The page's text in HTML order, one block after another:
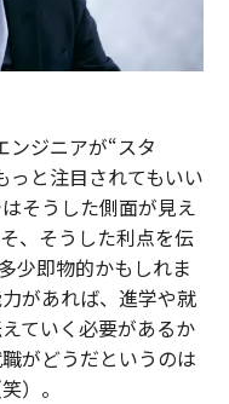
ンジニアが“スタ
っと注目されてもいい
そうした側面が見え
、そうした利点を伝
少即物的かもしれま
があれば、進学や就
ていく必要があるか
がどうだというのは
）。